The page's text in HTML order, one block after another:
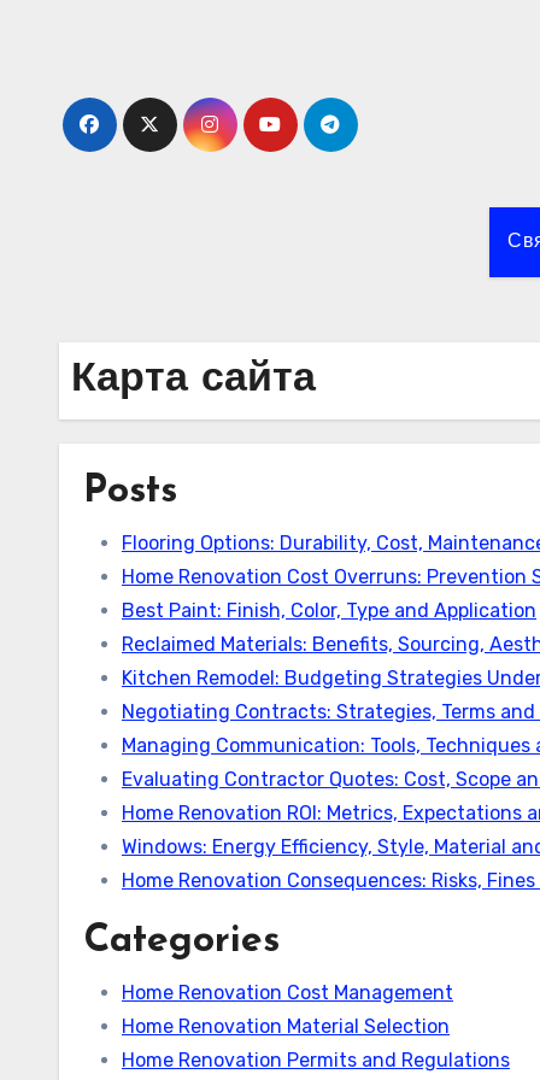
Карта сайта
Posts
Flooring Options: Durability, Cost,
Home Renovation Cost Overruns: Prevention
Best Paint: Finish, Color, Type and Application
Reclaimed Materials: Benefits, Sourcing,
Kitchen Remodel: Budgeting Strategies
Negotiating Contracts: Strategies, Terms
Managing Communication: Tools, Techniques
Evaluating Contractor Quotes: Cost, Scope
Home Renovation ROI: Metrics, Expectations
Windows: Energy Efficiency, Style, Material
Home Renovation Consequences: Risks,
Categories
Home Renovation Cost Management
Home Renovation Material Selection
Home Renovation Permits and Regulations